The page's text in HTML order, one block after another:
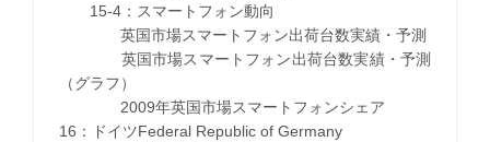
15-4：スマートフォン動向
英国市場スマートフォン出荷台数実績・予測
英国市場スマートフォン出荷台数実績・予測
（グラフ）
2009年英国市場スマートフォンシェア
16：ドイツFederal Republic of Germany